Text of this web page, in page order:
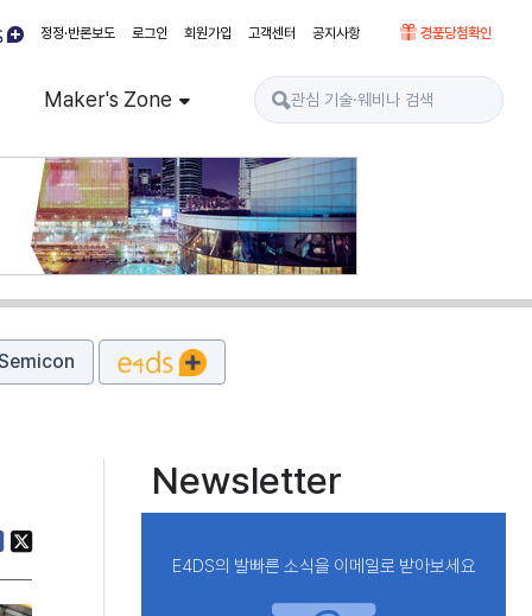
정정·반론보도 로그인 회원가입 고객센터 공지사항 경품당첨확인
Maker's Zone
Newsletter
E4DS의 발빠른 소식을 이메일로 받아보세요